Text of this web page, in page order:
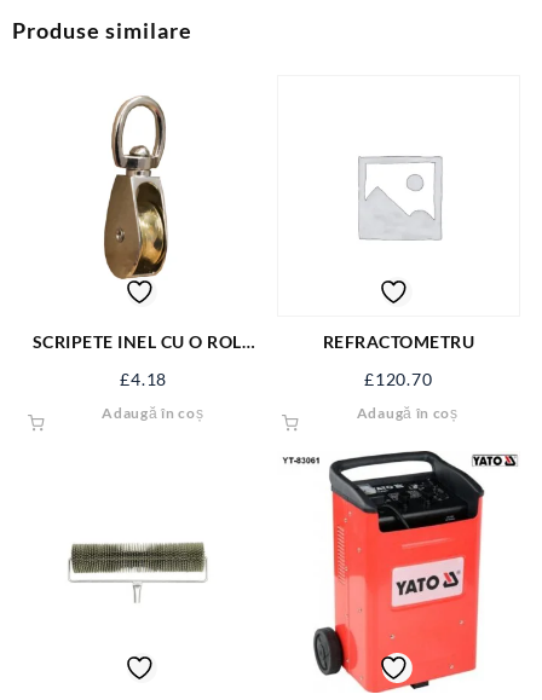
Produse similare
SCRIPETE INEL CU O ROLA
£4.18
Adaugă în coș
REFRACTOMETRU
£120.70
Adaugă în coș